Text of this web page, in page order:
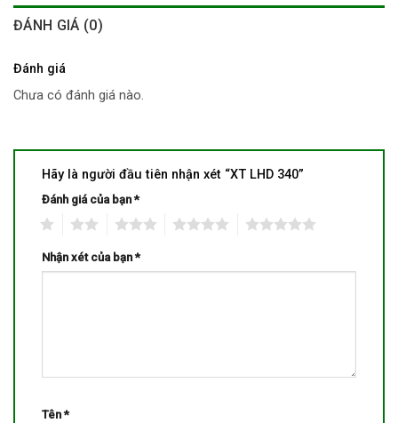
ĐÁNH GIÁ (0)
Đánh giá
Chưa có đánh giá nào.
Hãy là người đầu tiên nhận xét “XT LHD 340”
Đánh giá của bạn*
Nhận xét của bạn*
Tên*